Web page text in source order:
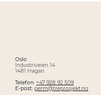
Oslo
Industriveien 14
1481 Hagan
Telefon: +47 928 92 509
E-post: perm@treprosjekt.no